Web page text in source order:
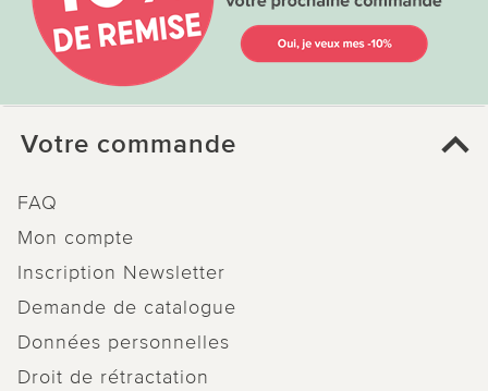
Votre commande
FAQ
Mon compte
Inscription Newsletter
Demande de catalogue
Données personnelles
Droit de rétractation